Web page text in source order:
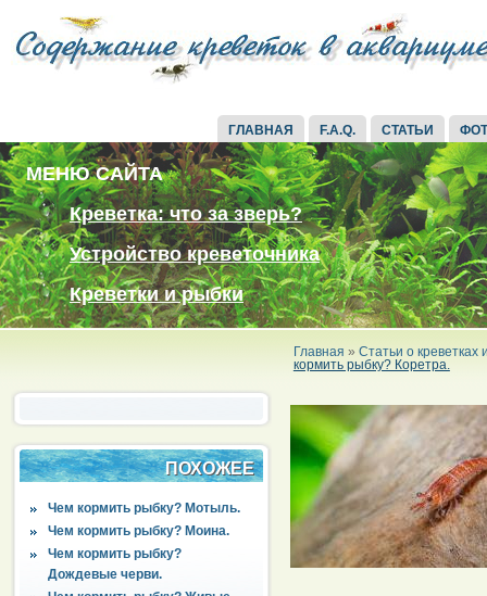
ГЛАВНАЯ F.A.Q. СТАТЬИ
МЕНЮ САЙТА
Креветка: что за зверь?
Устройство креветочника
Креветки и рыбки
Главная » Статьи о креветках
кормить рыбку? Коретра.
ПОХОЖЕЕ
Чем кормить рыбку? Мотыль.
Чем кормить рыбку? Моина.
Чем кормить рыбку?
Дождевые черви.